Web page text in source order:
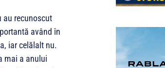
au recunoscut
având în
iar celălalt nu.
mai a anului